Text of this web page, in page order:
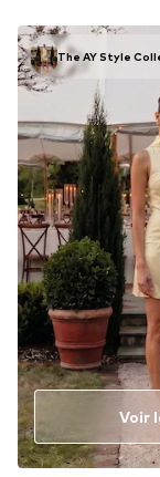
The AY Style
Voir